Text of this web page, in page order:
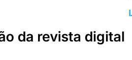
da revista digital